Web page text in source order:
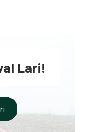
Lari!